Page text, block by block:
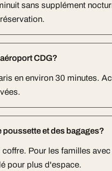
sans supplément
CDG?
en environ 30 minutes.
et des bagages?
Pour les familles
pour plus d'espace.